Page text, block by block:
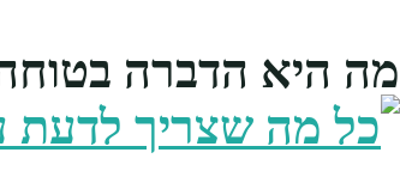
מה היא הדברה